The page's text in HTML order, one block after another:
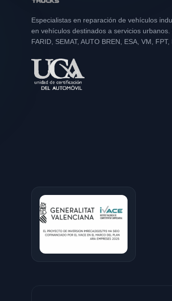
Especialistas en reparación de vehículos
en vehículos destinados a servicios urbanos.
FARID, SEMAT, AUTO BREN, ESA, VM,